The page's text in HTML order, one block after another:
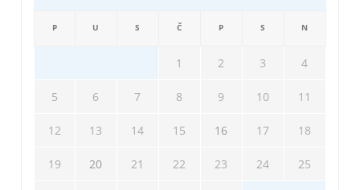
P U S Č P S N
1 2 3 4
5 6 7 8 9 10 11
12 13 14 15 16 17 18
19 20 21 22 23 24 25